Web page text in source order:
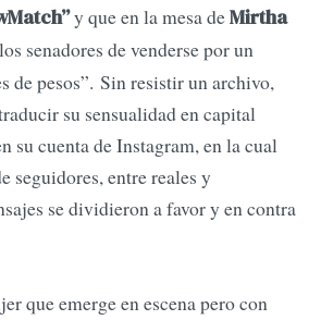
y que en la mesa deMirtha
senadores de venderse por un
de pesos”. Sin resistir un archivo,
su sensualidad en capital
su cuenta de Instagram, en la cual
seguidores, entre reales y
se dividieron a favor y en contra
que emerge en escena pero con